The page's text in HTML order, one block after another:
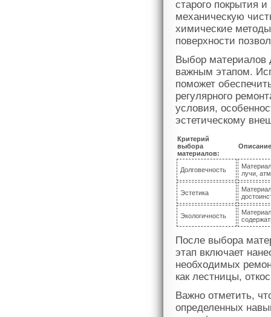
старого покрытия
механическую
химические
поверхности
Выбор материалов
важным этапом.
поможет
регулярного
условия,
эстетическому
Критерий
выбора
материалов:
Описание
Долговечность
лучи,
Эстетика
Экологичность
После выбора
этап включает
необходимых
как лестницы,
Важно отметить,
определенных